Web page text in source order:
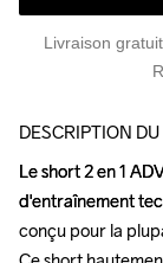
Livraison
DESCRIPTION
Le short 2 en 1
d'entraînement
conçu pour la
Le short 2 en 1
d'entraînement
conçu pour la